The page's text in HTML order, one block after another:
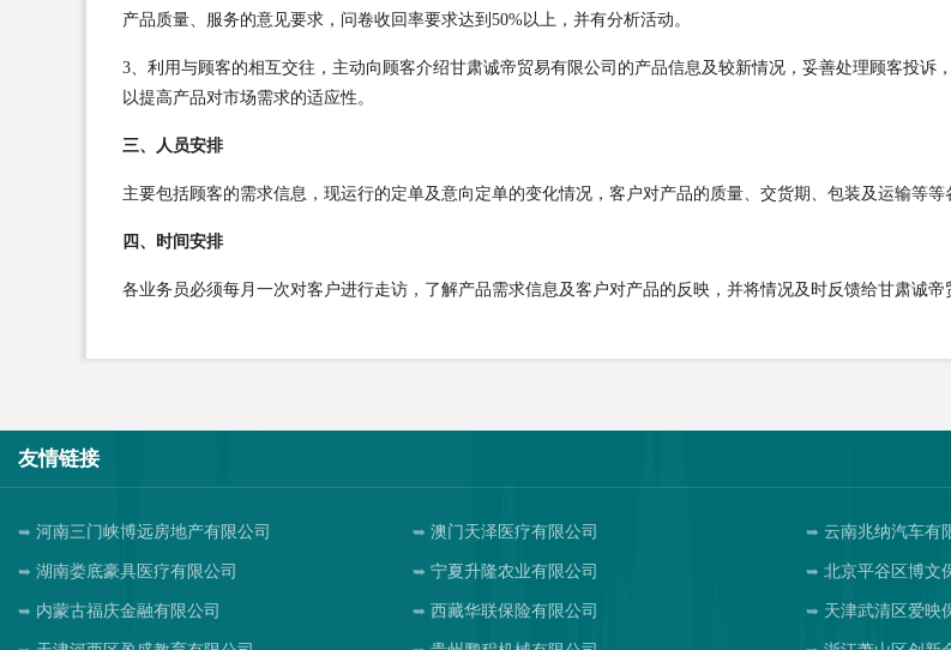
产品质量、服务的意见要求，问卷收回率要求达到50%以上，并有分析活动。
3、利用与顾客的相互交往，主动向顾客介绍甘肃诚帝贸易有限公司的产品信息及较新情况，妥善处理顾客投诉
以提高产品对市场需求的适应性。
三、人员安排
主要包括顾客的需求信息，现运行的定单及意向定单的变化情况，客户对产品的质量、交货期、包装及运输等等
四、时间安排
各业务员必须每月一次对客户进行走访，了解产品需求信息及客户对产品的反映，并将情况及时反馈给甘肃诚帝
友情链接
河南三门峡博远房地产有限公司 澳门天泽医疗有限公司 云南兆纳汽车有
湖南娄底豪具医疗有限公司 宁夏升隆农业有限公司 北京平谷区博文
内蒙古福庆金融有限公司 西藏华联保险有限公司 天津武清区爱映